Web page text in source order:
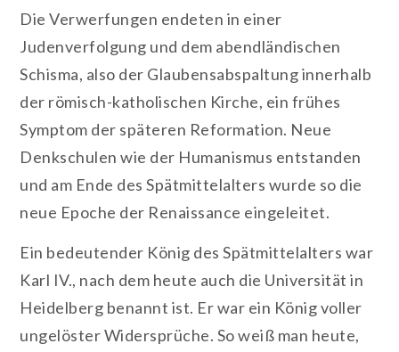
Die Verwerfungen endeten in einer
Judenverfolgung und dem abendländischen
Schisma, also der Glaubensabspaltung innerhalb
der römisch-katholischen Kirche, ein frühes
Symptom der späteren Reformation. Neue
Denkschulen wie der Humanismus entstanden
und am Ende des Spätmittelalters wurde so die
neue Epoche der Renaissance eingeleitet.
Ein bedeutender König des Spätmittelalters war
Karl IV., nach dem heute auch die Universität in
Heidelberg benannt ist. Er war ein König voller
ungelöster Widersprüche. So weiß man heute,